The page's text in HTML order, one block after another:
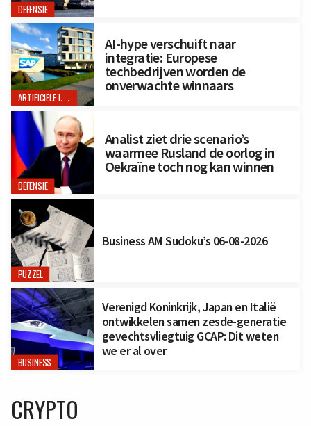
DEFENSIE
ARTIFICIËLE INTELLIGENTIE
AI-hype verschuift naar
integratie: Europese
techbedrijven worden de
onverwachte winnaars
DEFENSIE
Analist ziet drie scenario’s
waarmee Rusland de oorlog in
Oekraïne toch nog kan winnen
PUZZEL
Business AM Sudoku’s 06-08-2026
BUSINESS
Verenigd Koninkrijk, Japan en Italië
ontwikkelen samen zesde-generatie
gevechtsvliegtuig GCAP: Dit weten
we er al over
CRYPTO